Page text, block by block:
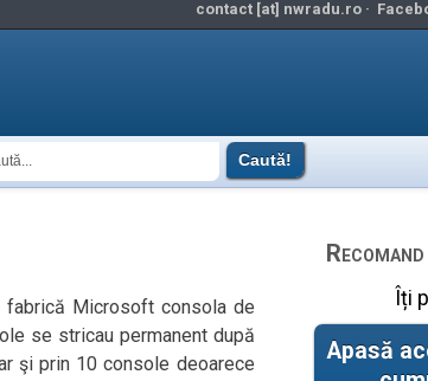
contact [at] nwradu.ro ·
fabrică Microsoft consola de
se stricau permanent după
şi prin 10 console deoarece
Recomand
Îți
Apasă